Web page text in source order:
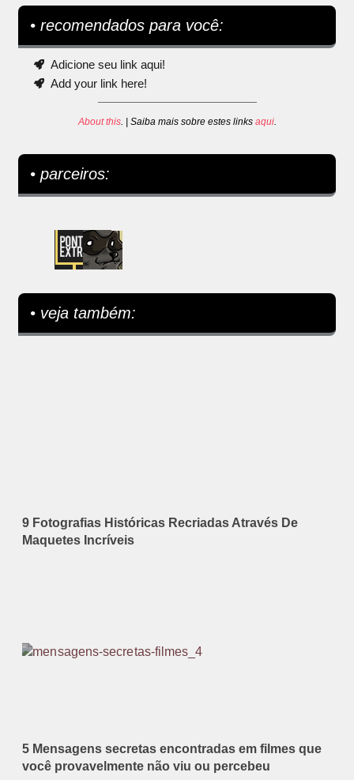
• recomendados para você:
Adicione seu link aqui!
Add your link here!
About this. | Saiba mais sobre estes links aqui.
• parceiros:
• veja também:
9 Fotografias Históricas Recriadas Através De
Maquetes Incríveis
5 Mensagens secretas encontradas em filmes que
você provavelmente não viu ou percebeu